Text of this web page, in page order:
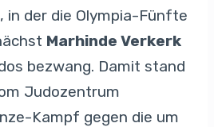
in der die Olympia-Fünfte
Marhinde Verkerk
bezwang. Damit stand
Judozentrum
Kampf gegen die um